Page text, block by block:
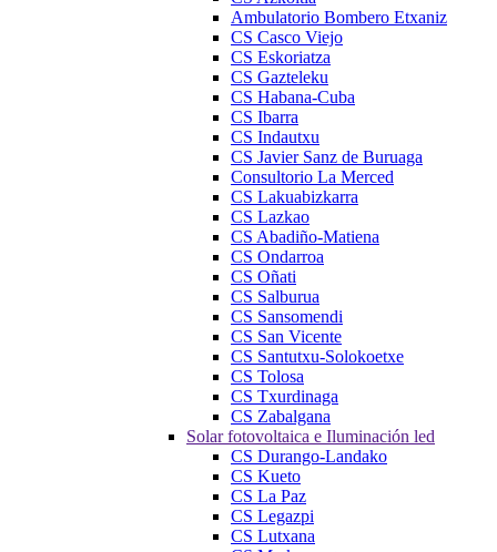
Ambulatorio Bombero Etxaniz
CS Casco Viejo
CS Eskoriatza
CS Gazteleku
CS Habana-Cuba
CS Ibarra
CS Indautxu
CS Javier Sanz de Buruaga
Consultorio La Merced
CS Lakuabizkarra
CS Lazkao
CS Abadiño-Matiena
CS Ondarroa
CS Oñati
CS Salburua
CS Sansomendi
CS San Vicente
CS Santutxu-Solokoetxe
CS Tolosa
CS Txurdinaga
CS Zabalgana
Solar fotovoltaica e Iluminación led
CS Durango-Landako
CS Kueto
CS La Paz
CS Legazpi
CS Lutxana